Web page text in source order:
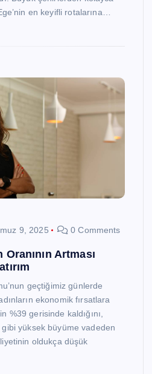
en keyifli rotalarına…
9, 2025 0 Comments
Artması
geçtiğimiz günlerde
ekonomik fırsatlara
%39 gerisinde kaldığını,
yüksek büyüme vadeden
oldukça düşük